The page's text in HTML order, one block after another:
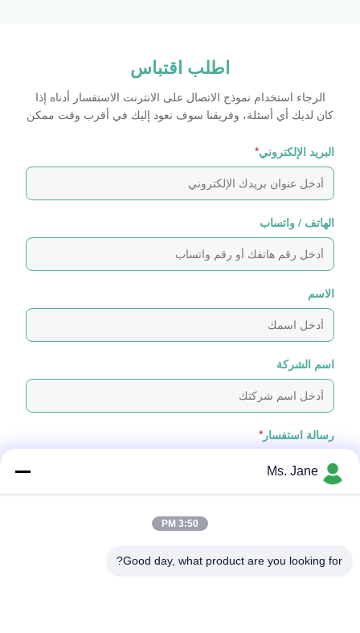
اطلب اقتباس
الرجاء استخدام نموذج الاتصال على الانترنت الاستفسار أدناه إذا
كان لديك أي أسئلة، وفريقنا سوف نعود إليك في أقرب وقت ممكن
البريد الإلكتروني*
الهاتف / واتساب
الاسم
اسم الشركة
رسالة استفسار *
إرفاق الملفات
Ms. Jane
3:50 PM
Good day, what product are you looking for?